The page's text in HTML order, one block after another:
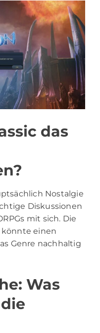
das
Nostalgie
Diskussionen
mit sich. Die
einen
Genre nachhaltig
Was